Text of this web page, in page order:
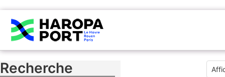
Recherche